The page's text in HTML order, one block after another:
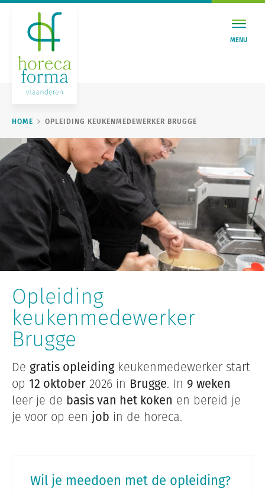
MENU
HOME OPLEIDING KEUKENMEDEWERKER BRUGGE
Opleiding
keukenmedewerker
Brugge
De gratis opleidingkeukenmedewerker start
op 12 oktober 2026 in Brugge. In 9 weken
leer je de basis van het koken en bereid je
je voor op een job in de horeca.
Wil je meedoen met de opleiding?